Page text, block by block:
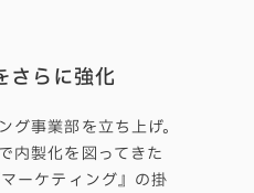
さらに強化
グ事業部を立ち上げ。
内製化を図ってきた
ーケティング』の掛